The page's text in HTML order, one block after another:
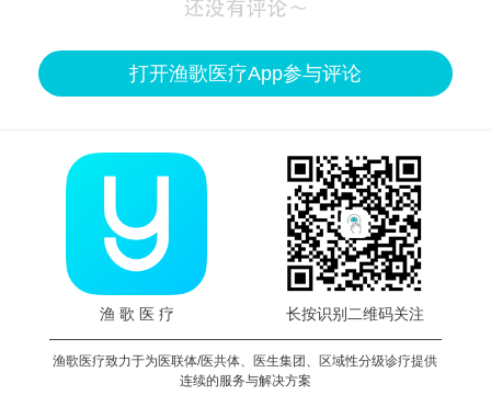
打开渔歌医疗App参与评论
渔 歌 医 疗 长按识别二维码关注
渔歌医疗致力于为医联体/医共体、医生集团、区域性分级诊疗提供
连续的服务与解决方案